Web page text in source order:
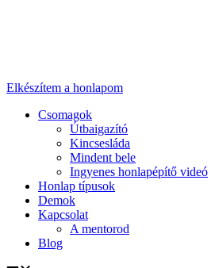
Elkészítem a honlapom
Csomagok
Útbaigazító
Kincsesláda
Mindent bele
Ingyenes honlapépítő videó
Honlap típusok
Demok
Kapcsolat
A mentorod
Blog